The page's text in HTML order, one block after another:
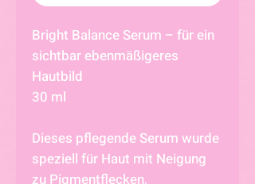
Bright Balance Serum – für ein
sichtbar ebenmäßigeres
Hautbild
30 ml
Dieses pflegende Serum wurde
speziell für Haut mit Neigung
zu Pigmentflecken,